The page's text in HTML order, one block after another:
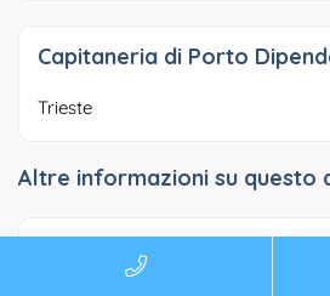
Capitaneria di Porto
Trieste
Altre informazioni su questo